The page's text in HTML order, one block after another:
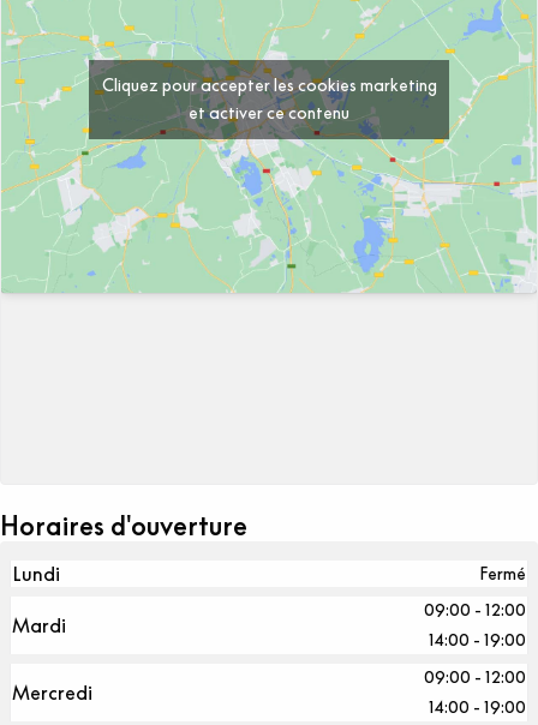
Cliquez pour accepter les cookies marketing
et activer ce contenu
Horaires d'ouverture
Lundi Fermé
Mardi
09:00 - 12:00
14:00 - 19:00
Mercredi
09:00 - 12:00
14:00 - 19:00